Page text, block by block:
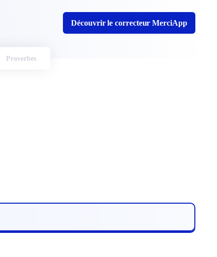
Découvrir le correcteur MerciApp
Proverbes